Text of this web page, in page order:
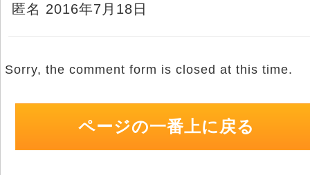
匿名 2016年7月18日
Sorry, the comment form is closed at this time.
ページの一番上に戻る